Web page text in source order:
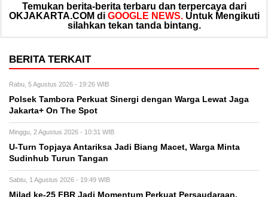
Temukan berita-berita terbaru dan terpercaya dari
OKJAKARTA.COM di GOOGLE NEWS. Untuk Mengikuti
silahkan tekan tanda bintang.
BERITA TERKAIT
Rabu, 5 Agustus 2026 - 19:26 WIB
Polsek Tambora Perkuat Sinergi dengan Warga Lewat Jaga
Jakarta+ On The Spot
Minggu, 2 Agustus 2026 - 10:31 WIB
U-Turn Topjaya Antariksa Jadi Biang Macet, Warga Minta
Sudinhub Turun Tangan
Sabtu, 1 Agustus 2026 - 19:49 WIB
Milad ke-25 FBR Jadi Momentum Perkuat Persaudaraan,